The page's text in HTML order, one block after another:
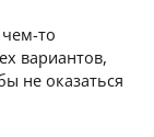
то
вариантов,
не оказаться